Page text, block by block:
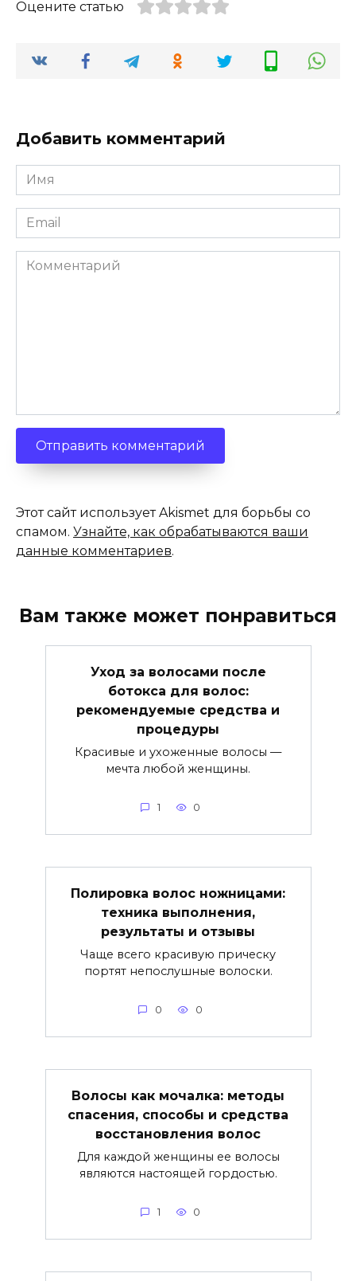
Оцените статью
Добавить комментарий
Имя
*
Email
*
Комментарий
Этот сайт использует Akismet для борьбы со
спамом. Узнайте, как обрабатываются ваши
данные комментариев.
Вам также может понравиться
Уход за волосами после
ботокса для волос:
рекомендуемые средства и
процедуры
Красивые и ухоженные волосы —
мечта любой женщины.
1 0
Полировка волос ножницами:
техника выполнения,
результаты и отзывы
Чаще всего красивую прическу
портят непослушные волоски.
0 0
Волосы как мочалка: методы
спасения, способы и средства
восстановления волос
Для каждой женщины ее волосы
являются настоящей гордостью.
1 0